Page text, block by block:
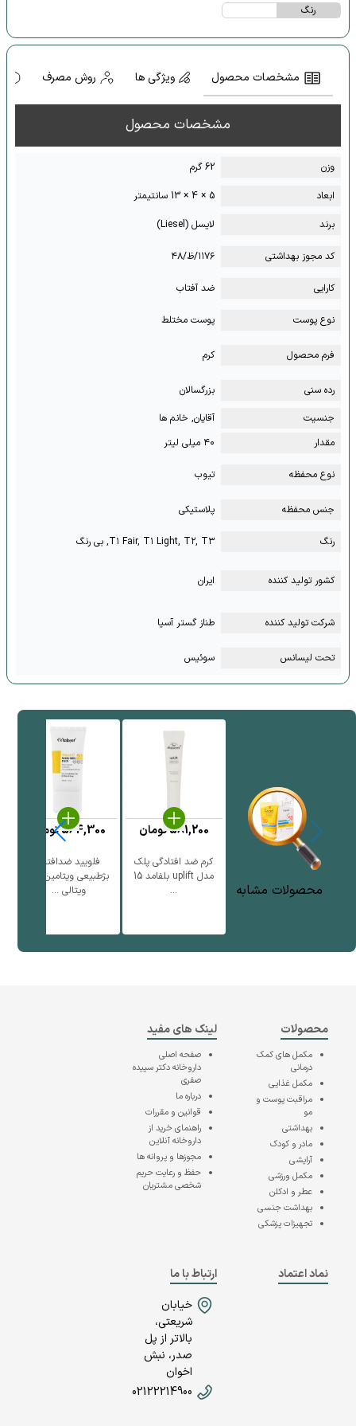
رنگ
مشخصات محصول ویژگی ها روش مصرف
مشخصات محصول
وزن
62 گرم
ابعاد
5 × 4 × 13 سانتیمتر
برند
لایسل (Liesel)
کد مجوز بهداشتی ۱۱۷۶/ظ/۴۸
کارایی ضد آفتاب
نوع پوست پوست مختلط
فرم محصول کرم
رده سنی
بزرگسالان
جنسیت
آقایان, خانم ها
مقدار
۴۰ میلی لیتر
نوع محفظه تیوب
جنس محفظه پلاستیکی
رنگ T۱ Fair, T۱ Light, T۲, T۳, بی رنگ
کشور تولید کننده ایران
شرکت تولید کننده طناز گستر آسیا
تحت لیسانس سوئیس
محصولات مشابه
کرم ضد افتادگی پلک
مدل uplift بلفامد 15
...
581,200تومان
فلویید ضدافتاب
بژطبیعی ویتامین سی
ویتالی ...
564,300تومان
محصولات
مکمل های کمک
درمانی
مکمل غذایی
مراقبت پوست و
مو
بهداشتی
مادر و کودک
آرایشی
مکمل ورزشی
عطر و ادکلن
بهداشت جنسی
تجهیزات پزشکی
لینک های مفید
صفحه اصلی
داروخانه دکتر سپیده
صفری
درباره ما
قوانین و مقررات
راهنمای خرید از
داروخانه آنلاین
مجوزها و پروانه ها
حفظ و رعایت حریم
شخصی مشتریان
نماد اعتماد
ارتباط با ما
خیابان
شریعتی،
بالاتر از پل
صدر، نبش
اخوان
02122214900